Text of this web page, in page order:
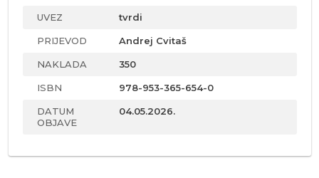
UVEZ tvrdi
PRIJEVOD Andrej Cvitaš
NAKLADA 350
ISBN 978-953-365-654-0
DATUM
OBJAVE
04.05.2026.